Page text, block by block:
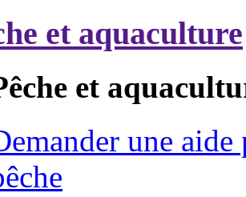
et aquaculture
et
une